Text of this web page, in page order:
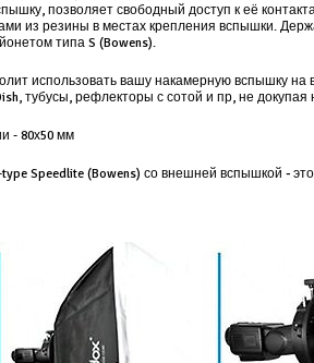
позволяет свободный доступ к её
из резины в местах крепления вспышки.
типа S (Bowens).
использовать вашу накамерную вспышку
тубусы, рефлекторы с сотой и пр, не докупая
- 80х50 мм
Speedlite (Bowens) со внешней вспышкой -